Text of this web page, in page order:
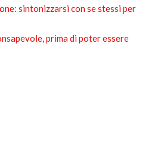
sintonizzarsi con se stessi per
prima di poter essere